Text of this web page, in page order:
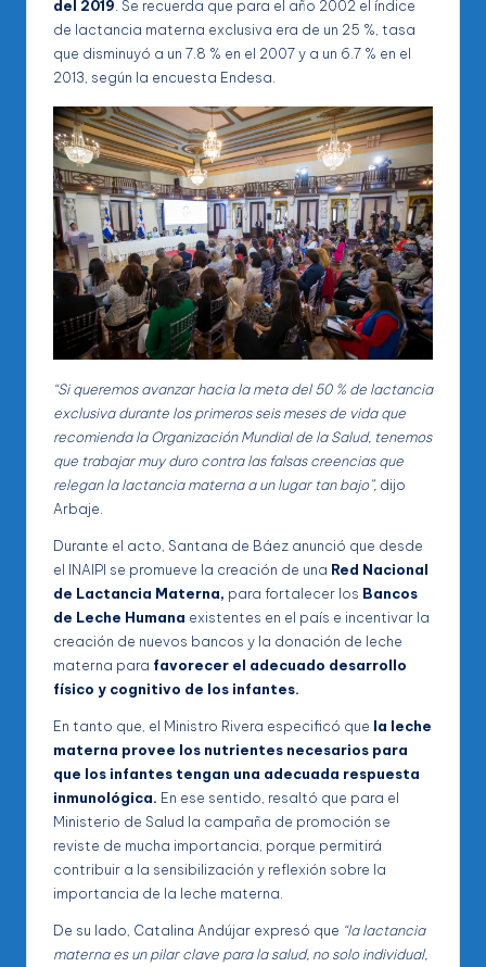
del 2019 . Se recuerda que para el año 2002 el índice
de lactancia materna exclusiva era de un 25 %, tasa
que disminuyó a un 7.8 % en el 2007 y a un 6.7 % en el
2013, según la encuesta Endesa.
“Si queremos avanzar hacia la meta del 50 % de lactancia
exclusiva durante los primeros seis meses de vida que
recomienda la Organización Mundial de la Salud, tenemos
que trabajar muy duro contra las falsas creencias que
relegan la lactancia materna a un lugar tan bajo”, dijo
Arbaje.
Durante el acto, Santana de Báez anunció que desde
el INAIPI se promueve la creación de una Red Nacional
de Lactancia Materna, para fortalecer los Bancos
de Leche Humana existentes en el país e incentivar la
creación de nuevos bancos y la donación de leche
materna para favorecer el adecuado desarrollo
físico y cognitivo de los infantes.
En tanto que, el Ministro Rivera especificó que la leche
materna provee los nutrientes necesarios para
que los infantes tengan una adecuada respuesta
inmunológica. En ese sentido, resaltó que para el
Ministerio de Salud la campaña de promoción se
reviste de mucha importancia, porque permitirá
contribuir a la sensibilización y reflexión sobre la
importancia de la leche materna.
De su lado, Catalina Andújar expresó que “la lactancia
materna es un pilar clave para la salud, no solo individual,